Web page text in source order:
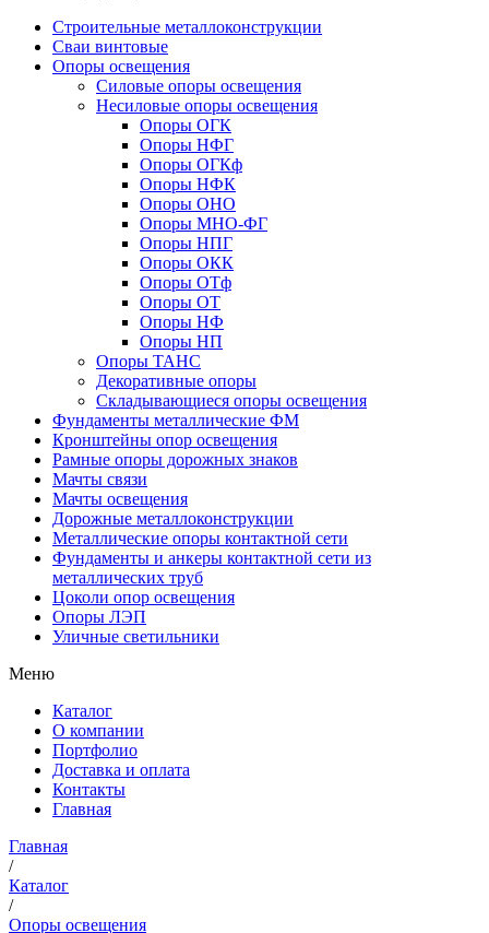
Строительные металлоконструкции
Сваи винтовые
Опоры освещения
Силовые опоры освещения
Несиловые опоры освещения
Опоры ОГК
Опоры НФГ
Опоры ОГКф
Опоры НФК
Опоры ОНО
Опоры МНО-ФГ
Опоры НПГ
Опоры ОКК
Опоры ОТф
Опоры ОТ
Опоры НФ
Опоры НП
Опоры ТАНС
Декоративные опоры
Складывающиеся опоры освещения
Фундаменты металлические ФМ
Кронштейны опор освещения
Рамные опоры дорожных знаков
Мачты связи
Мачты освещения
Дорожные металлоконструкции
Металлические опоры контактной сети
Фундаменты и анкеры контактной сети из
металлических труб
Цоколи опор освещения
Опоры ЛЭП
Уличные светильники
Меню
Каталог
О компании
Портфолио
Доставка и оплата
Контакты
Главная
Главная
/
Каталог
/
Опоры освещения